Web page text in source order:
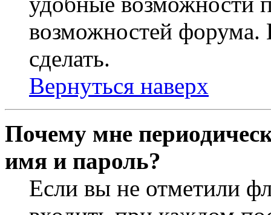
возможностей
сделать.
Вернуться наверх
Почему мне
имя и пароль?
Если вы не отметили